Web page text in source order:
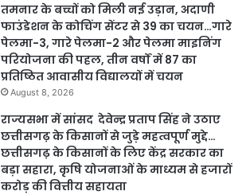
तमनार के बच्चों को मिली नई उड़ान, अदाणी
फाउंडेशन के कोचिंग सेंटर से 39 का चयन…गारे
पेलमा-3, गारे पेलमा-2 और पेलमा माइनिंग
परियोजना की पहल, तीन वर्षों में 87 का
प्रतिष्ठित आवासीय विद्यालयों में चयन
August 8, 2026
राज्यसभा में सांसद देवेन्द्र प्रताप सिंह ने उठाए
छत्तीसगढ़ के किसानों से जुड़े महत्वपूर्ण मुद्दे…
छत्तीसगढ़ के किसानों के लिए केंद्र सरकार का
बड़ा सहारा, कृषि योजनाओं के माध्यम से हजारों
करोड़ की वित्तीय सहायता